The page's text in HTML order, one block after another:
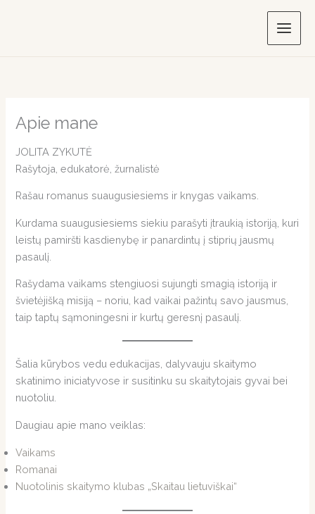
Apie mane
JOLITA ZYKUTĖ
Rašytoja, edukatorė, žurnalistė
Rašau romanus suaugusiesiems ir knygas vaikams.
Kurdama suaugusiesiems siekiu parašyti įtraukią istoriją, kuri
leistų pamiršti kasdienybę ir panardintų į stiprių jausmų
pasaulį.
Rašydama vaikams stengiuosi sujungti smagią istoriją ir
švietėjišką misiją – noriu, kad vaikai pažintų savo jausmus,
taip taptų sąmoningesni ir kurtų geresnį pasaulį.
Šalia kūrybos vedu edukacijas, dalyvauju skaitymo
skatinimo iniciatyvose ir susitinku su skaitytojais gyvai bei
nuotoliu.
Daugiau apie mano veiklas:
Vaikams
Romanai
Nuotolinis skaitymo klubas „Skaitau lietuviškai“